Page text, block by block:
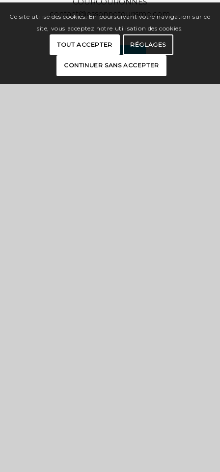
contact@essonnetourisme.com
CONTACT US
Ce site utilise des cookies. En poursuivant votre navigation sur ce
site, vous acceptez notre utilisation des cookies.
TOUT ACCEPTER RÉGLAGES
CONTINUER SANS ACCEPTER